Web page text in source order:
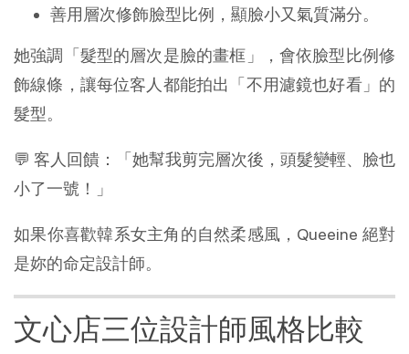
善用層次修飾臉型比例，顯臉小又氣質滿分。
她強調「髮型的層次是臉的畫框」，會依臉型比例修
飾線條，讓每位客人都能拍出「不用濾鏡也好看」的
髮型。
💬 客人回饋：「她幫我剪完層次後，頭髮變輕、臉也
小了一號！」
如果你喜歡韓系女主角的自然柔感風，Queeine 絕對
是妳的命定設計師。
文心店三位設計師風格比較